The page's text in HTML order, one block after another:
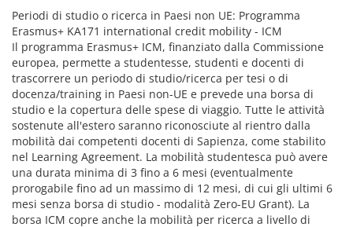
Periodi di studio o ricerca in Paesi non UE: Programma
Erasmus+ KA171 international credit mobility - ICM
Il programma Erasmus+ ICM, finanziato dalla Commissione
europea, permette a studentesse, studenti e docenti di
trascorrere un periodo di studio/ricerca per tesi o di
docenza/training in Paesi non-UE e prevede una borsa di
studio e la copertura delle spese di viaggio. Tutte le attività
sostenute all'estero saranno riconosciute al rientro dalla
mobilità dai competenti docenti di Sapienza, come stabilito
nel Learning Agreement. La mobilità studentesca può avere
una durata minima di 3 fino a 6 mesi (eventualmente
prorogabile fino ad un massimo di 12 mesi, di cui gli ultimi 6
mesi senza borsa di studio - modalità Zero-EU Grant). La
borsa ICM copre anche la mobilità per ricerca a livello di